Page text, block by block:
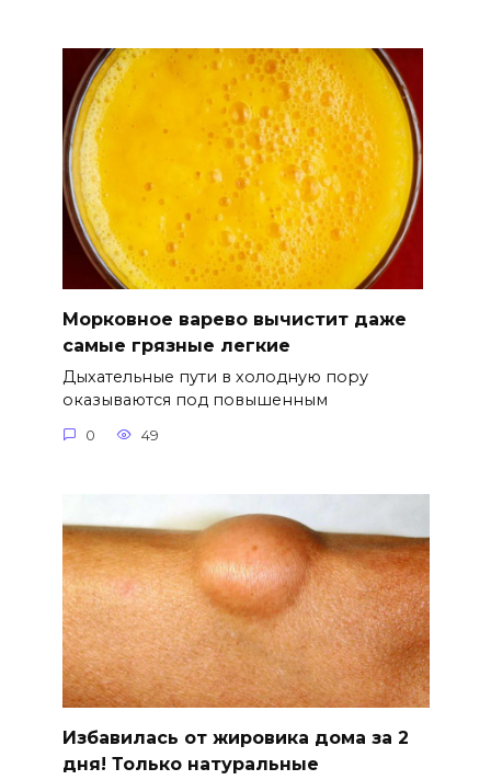
Морковное варево вычистит даже
самые грязные легкие
Дыхательные пути в холодную пору
оказываются под повышенным
0 49
Избавилась от жировика дома за 2
дня! Только натуральные